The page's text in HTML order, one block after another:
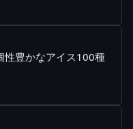
性豊かなアイス100種